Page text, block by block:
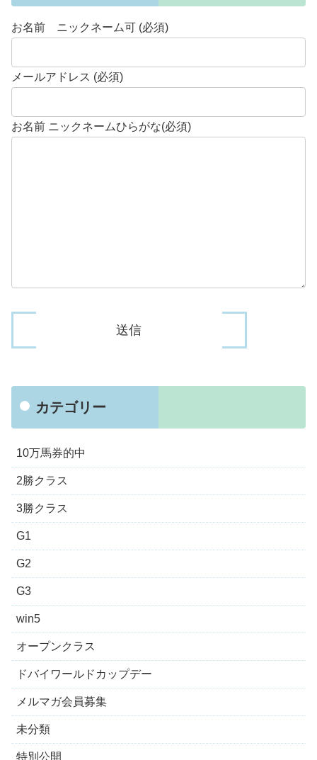
お名前 ニックネーム可 (必須)
メールアドレス (必須)
お名前 ニックネームひらがな(必須)
カテゴリー
10万馬券的中
2勝クラス
3勝クラス
G1
G2
G3
win5
オープンクラス
ドバイワールドカップデー
メルマガ会員募集
未分類
特別公開